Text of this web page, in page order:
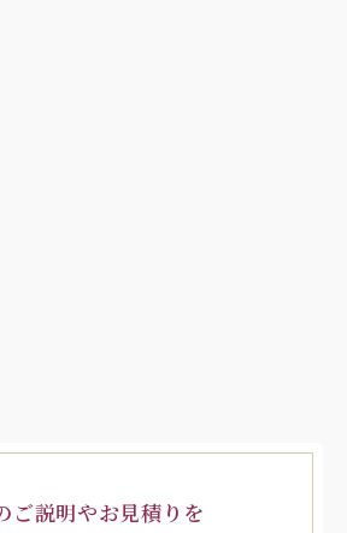
ご説明やお見積りを